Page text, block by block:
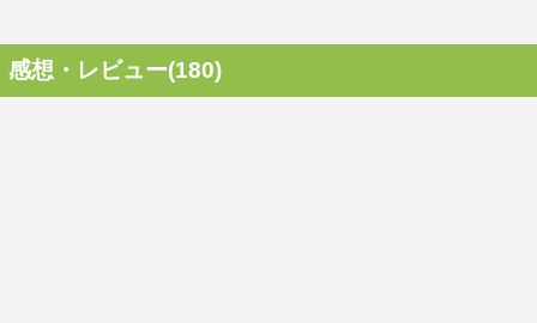
感想・レビュー(180)